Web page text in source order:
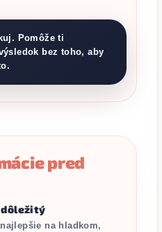
Pomôže ti
bez toho, aby
pred
dôležitý
na hladkom,